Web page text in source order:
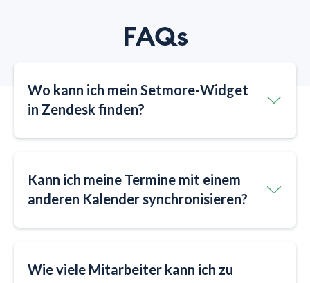
FAQs
Wo kann ich mein Setmore-Widget
in Zendesk finden?
Kann ich meine Termine mit einem
anderen Kalender synchronisieren?
Wie viele Mitarbeiter kann ich zu